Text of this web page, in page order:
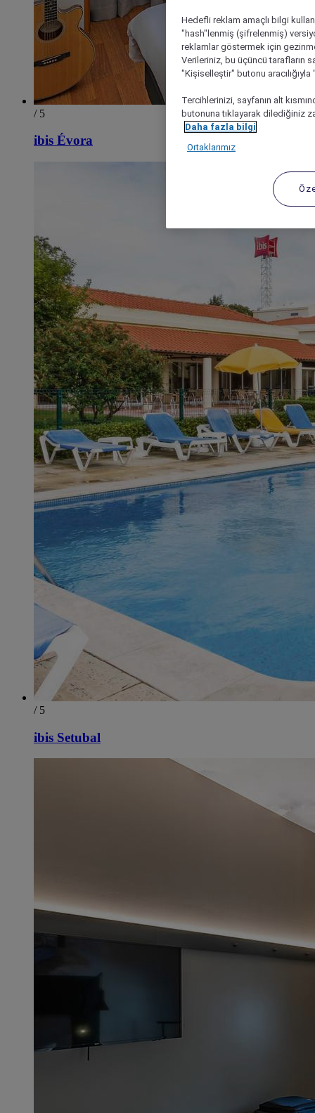
/ 5
ibis Évora
/ 5
ibis Setubal
Hedefli reklam amaçlı bilgi
"hash"lenmiş (şifrelenmiş)
reklamlar göstermek için
Verileriniz, bu üçüncü tarafların
"Kişiselleştir" butonu
Tercihlerinizi, sayfanın alt
butonuna tıklayarak dilediğiniz
Daha fazla bilgi
Ortaklarımız